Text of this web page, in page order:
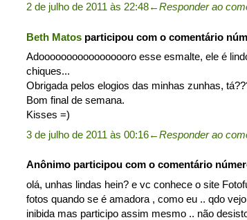
2 de julho de 2011 às 22:48←Responder ao
Beth Matos participou com o comentário
Adooooooooooooooooro esse esmalte, ele é
chiques...
Obrigada pelos elogios das minhas zunhas,
Bom final de semana.
Kisses =)
3 de julho de 2011 às 00:16←Responder ao
Anônimo participou com o comentário
olá, unhas lindas hein? e vc conhece o site
fotos quando se é amadora , como eu .. qdo
inibida mas participo assim mesmo .. não